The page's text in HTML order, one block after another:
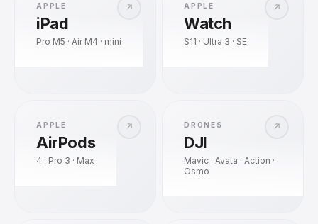
↗
APPLE
iPad
Pro M5 · Air M4 · mini
↗
APPLE
Watch
S11 · Ultra 3 · SE
↗
APPLE
AirPods
4 · Pro 3 · Max
↗
DRONES
DJI
Mavic · Avata · Action ·
Osmo